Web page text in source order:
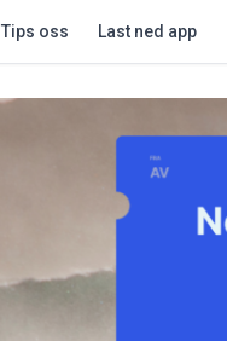
Tips oss Last ned app